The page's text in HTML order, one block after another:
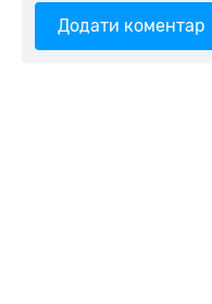
Додати коментар